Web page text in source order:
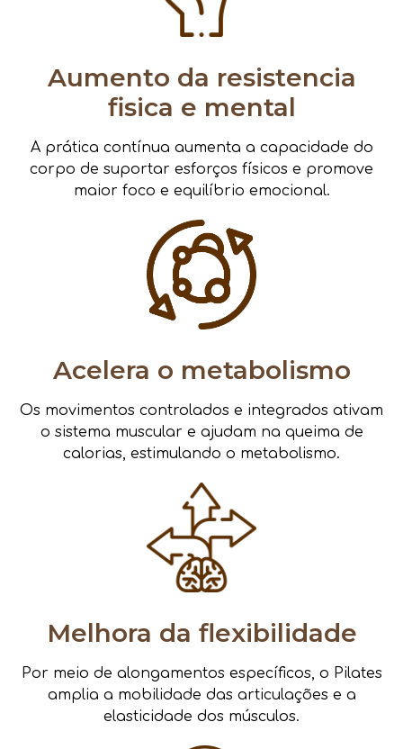
Aumento da resistencia
fisica e mental
A prática contínua aumenta a capacidade do
corpo de suportar esforços físicos e promove
maior foco e equilíbrio emocional.
Acelera o metabolismo
Os movimentos controlados e integrados ativam
o sistema muscular e ajudam na queima de
calorias, estimulando o metabolismo.
Melhora da flexibilidade
Por meio de alongamentos específicos, o Pilates
amplia a mobilidade das articulações e a
elasticidade dos músculos.